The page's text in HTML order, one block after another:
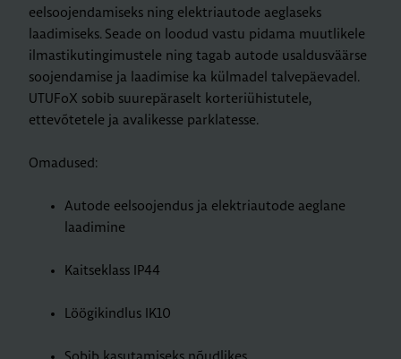
eelsoojendamiseks ning elektriautode aeglaseks
laadimiseks. Seade on loodud vastu pidama muutlikele
ilmastikutingimustele ning tagab autode usaldusväärse
soojendamise ja laadimise ka külmadel talvepäevadel.
UTUFoX sobib suurepäraselt korteriühistutele,
ettevõtetele ja avalikesse parklatesse.
Omadused:
Autode eelsoojendus ja elektriautode aeglane
laadimine
Kaitseklass IP44
Löögikindlus IK10